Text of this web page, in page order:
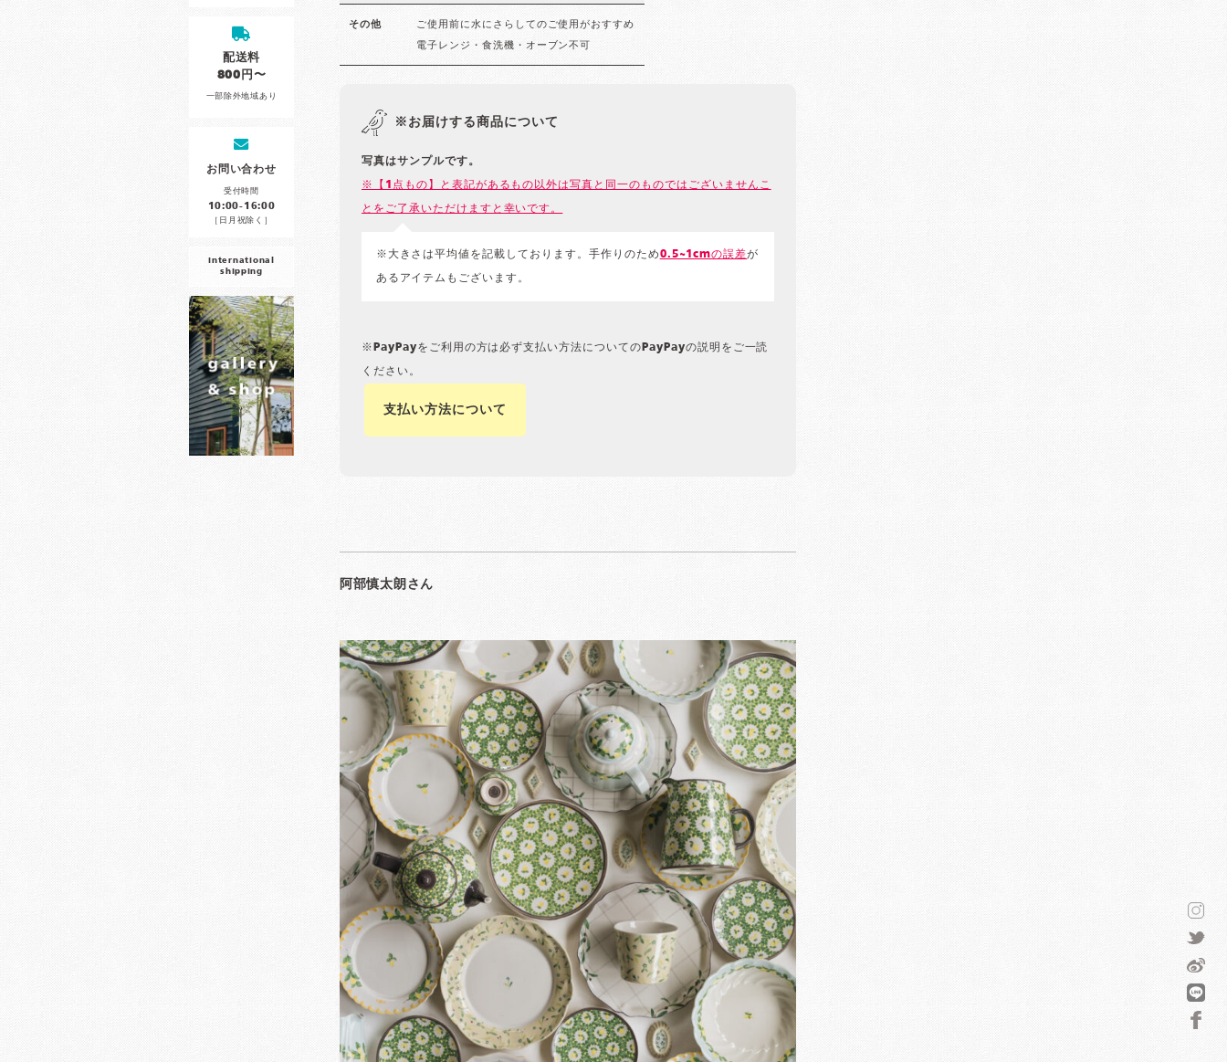
配送料
800円〜
一部除外地域あり
お問い合わせ
受付時間
10:00-16:00
［日月祝除く］
international
shipping
その他
ご使用前に水にさらしてのご使用がおすすめ
電子レンジ・食洗機・オーブン不可
※お届けする商品について
写真はサンプルです。
※【1点もの】と表記があるもの以外は写真と同一のものではございませんこ
とをご了承いただけますと幸いです。
※大きさは平均値を記載しております。手作りのため0.5~1cmの誤差が
あるアイテムもございます。
※PayPayをご利用の方は必ず支払い方法についてのPayPayの説明をご一読
ください。
支払い方法について